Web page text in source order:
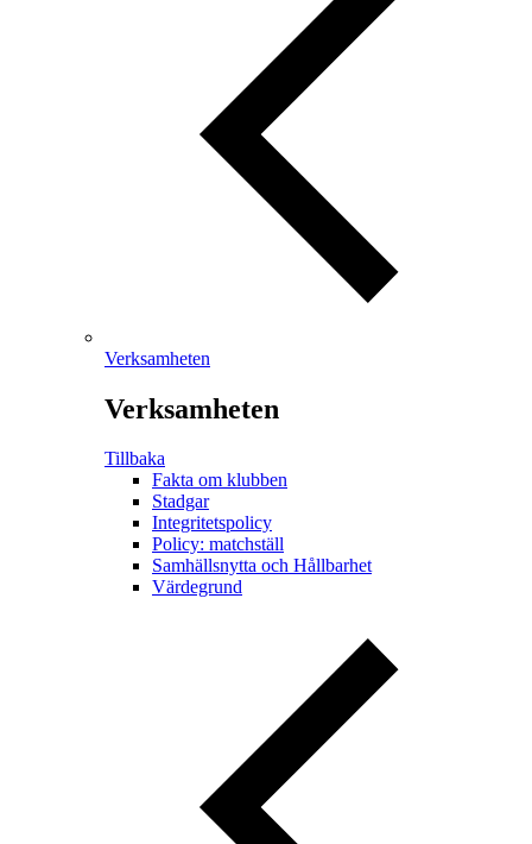
Verksamheten
Verksamheten
Tillbaka
Fakta om klubben
Stadgar
Integritetspolicy
Policy: matchställ
Samhällsnytta och Hållbarhet
Värdegrund